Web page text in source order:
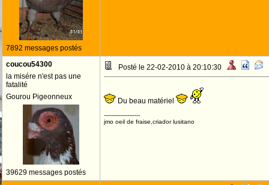
7892 messages postés
coucou54300
la misére n'est pas une
fatalité
Gourou Pigeonneux
39629 messages postés
Posté le 22-02-2010 à 20:10:30
Du beau matériel
--------------------
jmo oeil de fraise,criador lusitano